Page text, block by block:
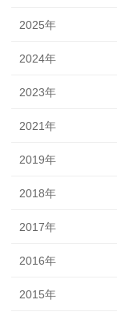
2025年
2024年
2023年
2021年
2019年
2018年
2017年
2016年
2015年